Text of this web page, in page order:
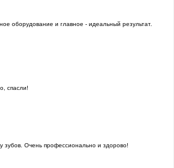
оборудование и главное - идеальный результат.
спасли!
зубов. Очень профессионально и здорово!